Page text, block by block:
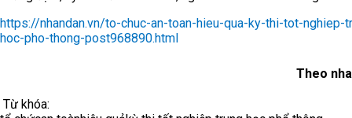
https://nhandan.vn/to-chuc-an-toan-hieu-qua-ky-thi-tot-nghiep-
hoc-pho-thong-post968890.html
Theo
Từ khóa: